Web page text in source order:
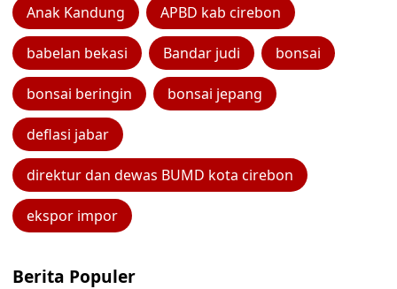
Anak Kandung APBD kab cirebon
babelan bekasi Bandar judi bonsai
bonsai beringin bonsai jepang
deflasi jabar
direktur dan dewas BUMD kota cirebon
ekspor impor
Berita Populer